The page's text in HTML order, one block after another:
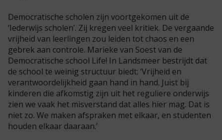
Democratische scholen zijn voortgekomen uit de
‘Iederwijs scholen’. Zij kregen veel kritiek. De vergaande
vrijheid van leerlingen zou leiden tot chaos en een
gebrek aan controle. Marieke van Soest van de
Democratische school Life! In Landsmeer bestrijdt dat
de school te weinig structuur biedt: ‘Vrijheid en
verantwoordelijkheid gaan hand in hand. Juist bij
kinderen die afkomstig zijn uit het reguliere onderwijs
zien we vaak het misverstand dat alles hier mag. Dat is
niet zo. We maken afspraken met elkaar, en studenten
houden elkaar daaraan.’